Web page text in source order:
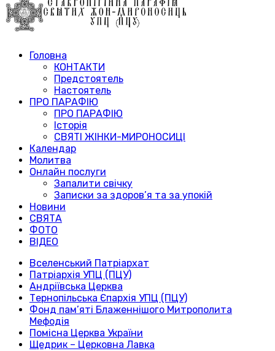
Головна
КОНТАКТИ
Предстоятель
Настоятель
ПРО ПАРАФІЮ
ПРО ПАРАФІЮ
Історія
СВЯТІ ЖІНКИ-МИРОНОСИЦІ
Календар
Молитва
Онлайн послуги
Запалити свічку
Записки за здоров’я та за упокій
Новини
СВЯТА
ФОТО
ВІДЕО
Вселенський Патріархат
Патріархія УПЦ (ПЦУ)
Андріївська Церква
Тернопільська Єпархія УПЦ (ПЦУ)
Фонд пам’яті Блаженнішого Митрополита
Мефодія
Помісна Церква України
Щедрик – Церковна Лавка